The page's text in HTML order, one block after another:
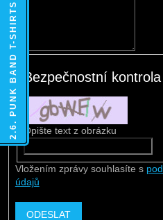
Bezpečnostní kontrola
Opište text z obrázku
Vložením zprávy souhlasíte s
údajů
ODESLAT
2.6. PUNK BAND T-SHIRTS